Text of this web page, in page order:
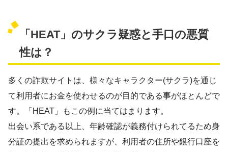
「HEAT」のサクラ疑惑と手口の悪質
性は？
多くの詐欺サイトは、様々なキャラクター(サクラ)を通じ
て利用者にお金を使わせるのが目的である事がほとんどで
す。「HEAT」もこの例に当てはまります。
出会い系である以上、年齢確認が義務付けられてるため身
分証の提出を求められますが、利用者の住所や銀行口座を